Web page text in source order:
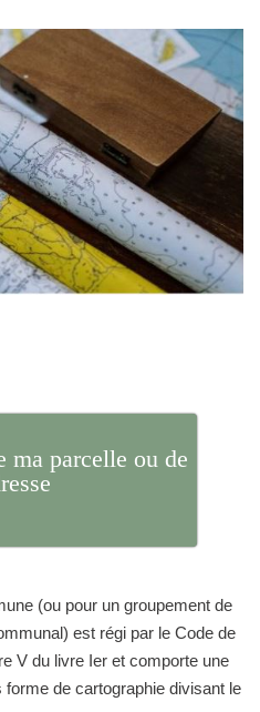
ma parcelle ou de
(ou pour un groupement de
est régi par le Code de
V du livre Ier et comporte une
de cartographie divisant le